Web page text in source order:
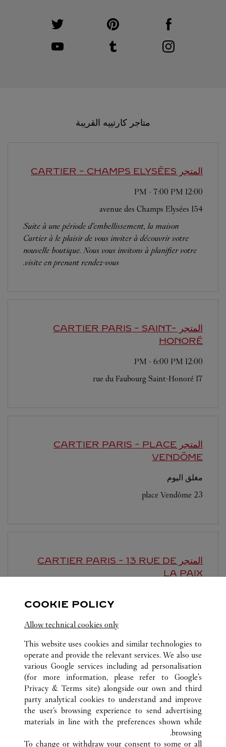
Visit us on Facebook
Link Opens in New Tab
Visit us on Instagram
Link Opens in New Tab
Visit us on Pinterest
Link Opens in New Tab
Visit us on Tumblr
Link Opens in New Tab
متاجر كارتييه القريبة
المتجر CARTIER - CHAMPS ELYSÉES
12:00 PM
- 7:00 PM
154 avenue des Champs Elysées
Suite à une période d’embellissement, la maison
Cartier à le plaisir de vous inviter à découvrir votre
nouvelle boutique. Nous vous invitons à planifier votre
visite en prenant rendez-vous.
المتجر CARTIER PARIS - SAINT-
HONORÉ
12:00 PM
- 6:00 PM
17 rue du Faubourg Saint-Honoré
المتجر CARTIER PARIS - PLACE
VENDÔME
مغلق اليوم
23 place Vendôme
المتجر CARTIER PARIS - 13 RUE DE
LA PAIX
كافة مواقع كارتييه فرنسا
PARIS
51 RUE FRANÇOIS 1ER
خدمة العملاء
COOKIE POLICY
Allow technical cookies only
This website uses cookies and similar technologies to
operate and provide the relevant services. We also use
various Google services including ad personalisation
(for more information, please refer to Google's
Privacy & Terms site) alongside our own and third
party analytical cookies to understand and improve
the user’s browsing experience to send advertising
materials in line with the preferences shown while
browsing.
To change or withdraw your consent to some or all